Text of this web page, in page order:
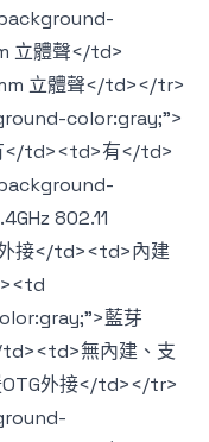
立體聲</td>
立體聲</td></tr>
color:gray;">
</td><td>有</td>
802.11
接</td><td>內建
藍芽
無內建、支
外接</td></tr>